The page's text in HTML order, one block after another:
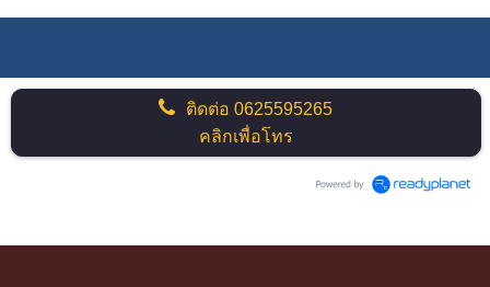
ติดต่อ0625595265
คลิกเพื่อโทร